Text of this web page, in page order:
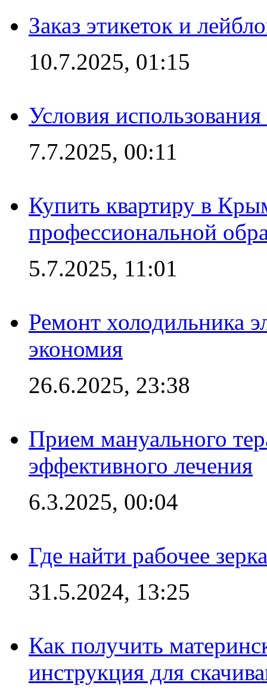
Заказ этикеток и
10.7.2025, 01:15
Условия
7.7.2025, 00:11
Купить квартиру в
профессиональной
5.7.2025, 11:01
Ремонт холодильника
экономия
26.6.2025, 23:38
Прием мануального
эффективного лечения
6.3.2025, 00:04
Где найти рабочее
31.5.2024, 13:25
Как получить
инструкция для